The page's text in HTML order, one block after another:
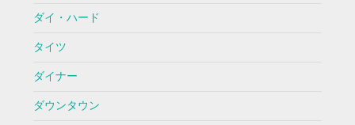
ダイ・ハード
タイツ
ダイナー
ダウンタウン